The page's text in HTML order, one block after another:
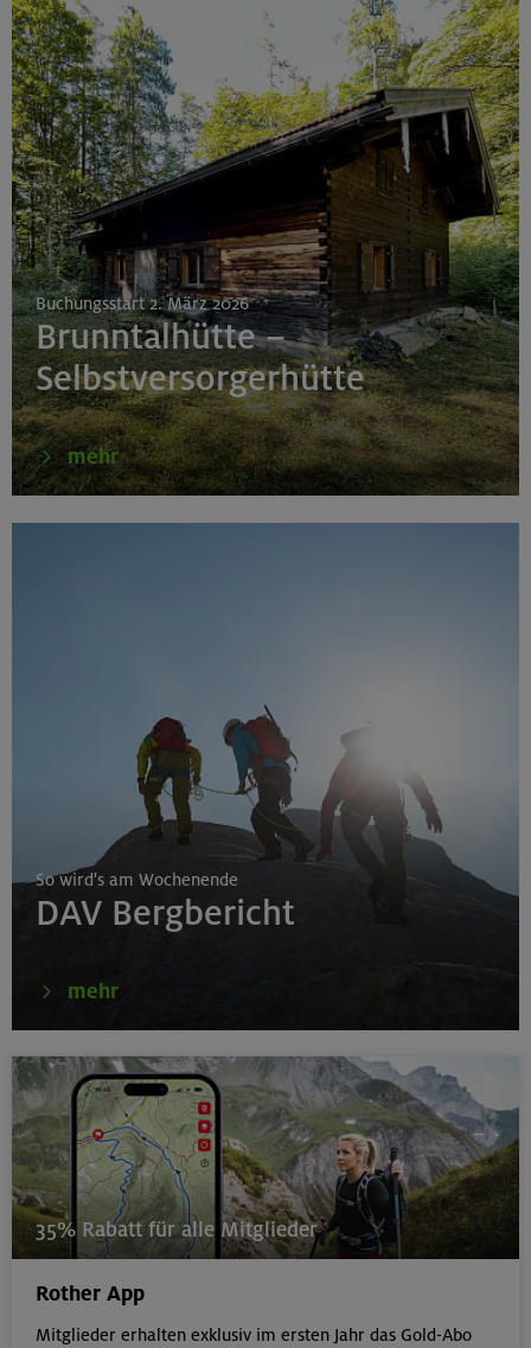
Buchungsstart 2. März 2026
Brunntalhütte –
Selbstversorgerhütte
mehr
So wird's am Wochenende
DAV Bergbericht
mehr
35% Rabatt für alle Mitglieder
Rother App
Mitglieder erhalten exklusiv im ersten Jahr das Gold-Abo